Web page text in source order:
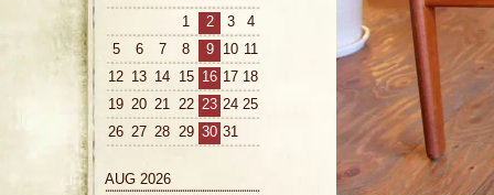
1 2 3
4
5
6 7 8 9 10 11
12 13 14 15 16 17 18
19 20 21 22 23 24 25
26 27 28 29 30 31
AUG 2026